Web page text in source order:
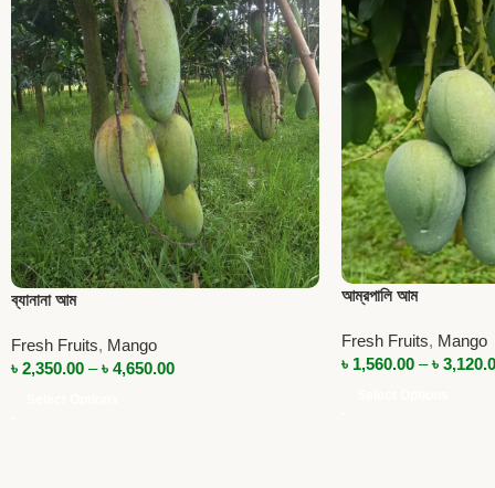
ব্যানানা আম
Fresh Fruits, Mango
৳ 2,350.00 – ৳ 4,650.00
আম্রপালি আম
Fresh Fruits, Mango
৳ 1,560.00 – ৳